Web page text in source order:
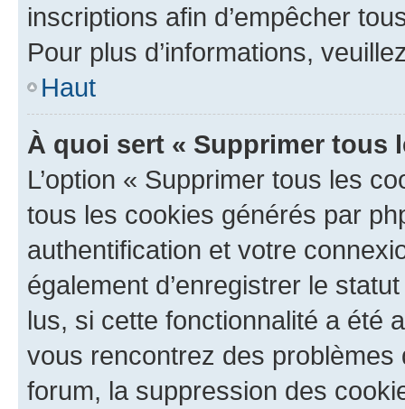
inscriptions afin d’empêcher
Pour plus d’informations,
Haut
À quoi sert « Supprimer tous
L’option « Supprimer tous les
tous les cookies générés par
authentification et votre
également d’enregistrer le
lus, si cette fonctionnalité a été
vous rencontrez des
forum, la suppression des